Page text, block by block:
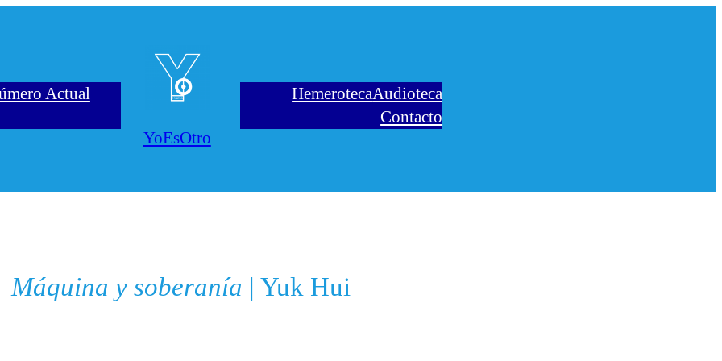
Actual
YoEsOtro
HemerotecaAudioteca
Contacto
Máquina y soberanía | Yuk Hui